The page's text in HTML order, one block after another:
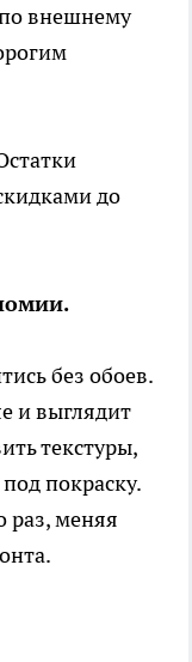
внешнему
до
без обоев.
и выглядит
текстуры,
покраску.
раз, меняя